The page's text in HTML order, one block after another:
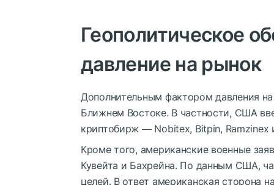
Геополитическое
давление на рынок
Дополнительным фактором давления
Ближнем Востоке. В частности, США
криптобирж ― Nobitex, Bitpin, Ramzinex
Кроме того, американские военные
Кувейта и Бахрейна. По данным США,
целей. В ответ американская сторона